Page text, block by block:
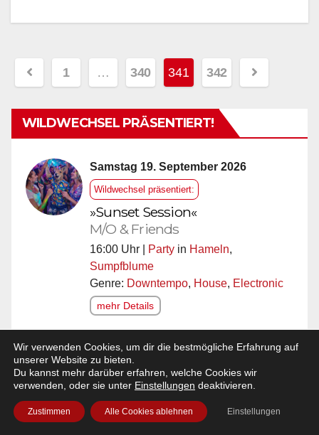
Seitennummerierung
der
Beiträge
1 … 340 341 342
WILDWECHSEL PRÄSENTIERT!
Samstag 19. September 2026
Wildwechsel präsentiert:
»Sunset Session«
M/O & Friends
16:00 Uhr | Party in Hameln,
Sumpfblume
Genre: Downtempo, House, Electronic
mehr Details
Sonntag 20. September 2026
Wildwechsel präsentiert:
»Myra Maud sings Nina
Simone«
Wir verwenden Cookies, um dir die bestmögliche Erfahrung auf
unserer Website zu bieten.
Du kannst mehr darüber erfahren, welche Cookies wir
verwenden, oder sie unter Einstellungen deaktivieren.
Zustimmen Alle Cookies ablehnen Einstellungen